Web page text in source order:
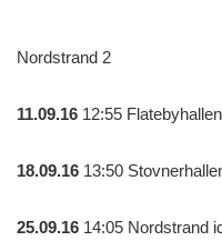
Nordstrand 2
11.09.16 12:55
18.09.16 13:50
25.09.16 14:05 Nordstrand